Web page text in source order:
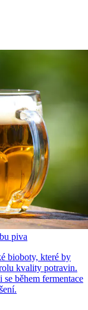
piva
bioboty, které by
kvality potravin.
během fermentace